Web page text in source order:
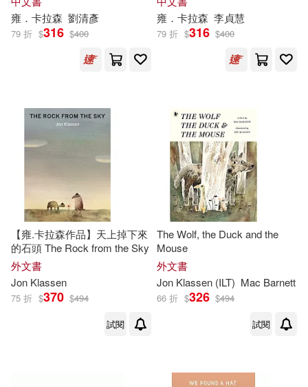
雍．卡拉森 劉清彥
79 折 $316 $400
雍．卡拉森 李貞慧
79 折 $316 $400
【雍.卡拉森作品】天上掉下來
的石頭 The Rock from the Sky
外文書
Jon Klassen
75 折 $370 $494
試閱
The Wolf, the Duck and the
Mouse
外文書
Jon Klassen (ILT) Mac Barnett
66 折 $326 $494
試閱